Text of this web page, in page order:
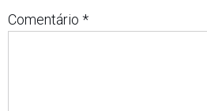
Comentário *